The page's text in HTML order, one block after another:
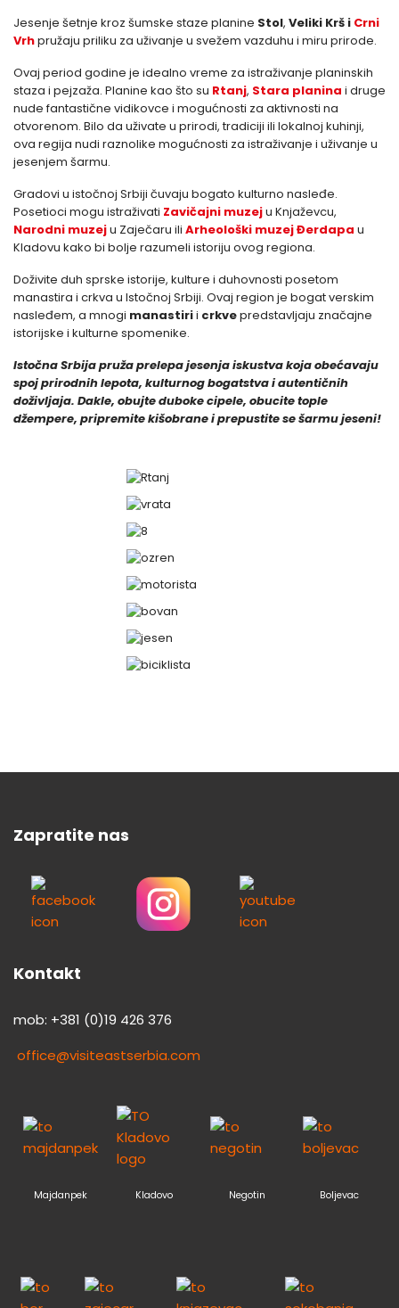
Jesenje šetnje kroz šumske staze planine Stol, Veliki Krš i Crni
Vrhpružaju priliku za uživanje u svežem vazduhu i miru prirode.
Ovaj period godine je idealno vreme za istraživanje planinskih
staza i pejzaža. Planine kao što su Rtanj, Stara planina i druge
nude fantastične vidikovce i mogućnosti za aktivnosti na
otvorenom. Bilo da uživate u prirodi, tradiciji ili lokalnoj kuhinji,
ova regija nudi raznolike mogućnosti za istraživanje i uživanje u
jesenjem šarmu.
Gradovi u istočnoj Srbiji čuvaju bogato kulturno nasleđe.
Posetioci mogu istraživati Zavičajni muzeju Knjaževcu,
Narodni muzeju Zaječaru ili Arheološki muzej Đerdapa u
Kladovu kako bi bolje razumeli istoriju ovog regiona.
Doživite duh sprske istorije, kulture i duhovnosti posetom
manastira i crkva u Istočnoj Srbiji. Ovaj region je bogat verskim
nasleđem, a mnogi manastirii crkvepredstavljaju značajne
istorijske i kulturne spomenike.
Istočna Srbija pruža prelepa jesenja iskustva koja obećavaju
spoj prirodnih lepota, kulturnog bogatstva i autentičnih
doživljaja. Dakle, obujte duboke cipele, obucite tople
džempere, pripremite kišobrane i prepustite se šarmu jeseni!
Zapratite nas
Kontakt
mob: +381 (0)19 426 376
office@visiteastserbia.com
Majdanpek Kladovo Negotin Boljevac